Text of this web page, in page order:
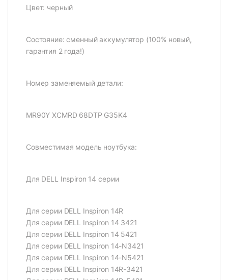
Цвет: черный
Состояние: сменный аккумулятор (100% новый,
гарантия 2 года!)
Номер заменяемый детали:
MR90Y XCMRD 68DTP G35K4
Совместимая модель ноутбука:
Для DELL Inspiron 14 серии
Для серии DELL Inspiron 14R
Для серии DELL Inspiron 14 3421
Для серии DELL Inspiron 14 5421
Для серии DELL Inspiron 14-N3421
Для серии DELL Inspiron 14-N5421
Для серии DELL Inspiron 14R-3421